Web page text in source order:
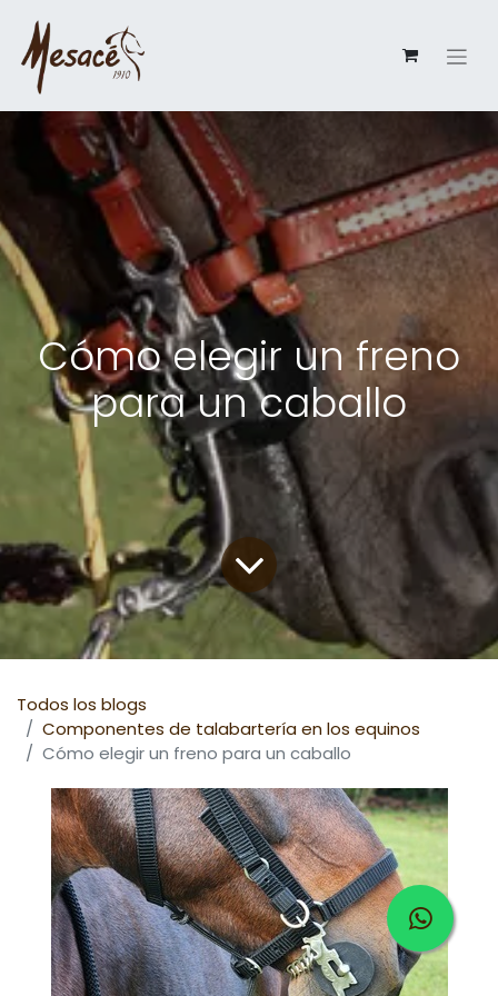
Cómo elegir un freno
para un caballo
Todos los blogs
Componentes de talabartería en los equinos
Cómo elegir un freno para un caballo